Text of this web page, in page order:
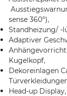
sense 360°),
Standheizung/ -
Adaptiver
Kugelkopf,
Dekoreinlagen
Head-up Display,